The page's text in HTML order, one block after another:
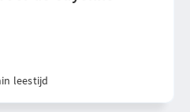
leestijd